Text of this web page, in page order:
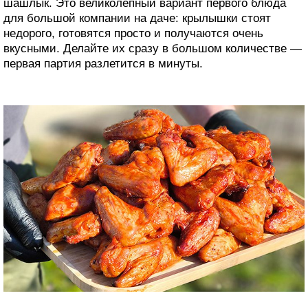
шашлык. Это великолепный вариант первого блюда
для большой компании на даче: крылышки стоят
недорого, готовятся просто и получаются очень
вкусными. Делайте их сразу в большом количестве —
первая партия разлетится в минуты.